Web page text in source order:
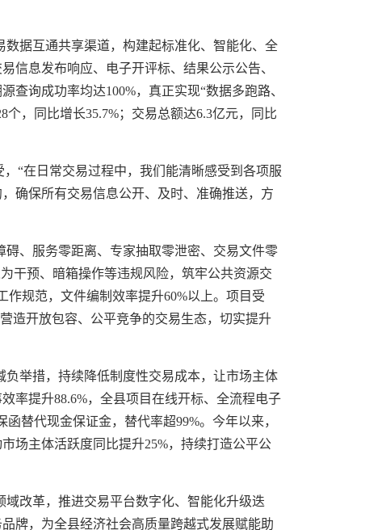
据互通共享渠道，构建起标准化、智能化、全
信息发布响应、电子开评标、结果公示公告、
询成功率均达100%，真正实现“数据多跑路、
，同比增长35.7%；交易总额达6.3亿元，同比
“在日常交易过程中，我们能清晰感受到各项服
确保所有交易信息公开、及时、准确推送，方
、服务零距离、专家抽取零泄密、交易文件零
干预、暗箱操作等违规风险，筑牢公共资源交
规范，文件编制效率提升60%以上。项目受
造开放包容、公平竞争的交易生态，切实提升
举措，持续降低制度性交易成本，让市场主体
率提升88.6%，全县项目在线开标、全流程电子
替代现金保证金，替代率超99%。今年以来，
场主体活跃度同比提升25%，持续打造公平公
改革，推进交易平台数字化、智能化升级迭
牌，为全县经济社会高质量跨越式发展赋能助